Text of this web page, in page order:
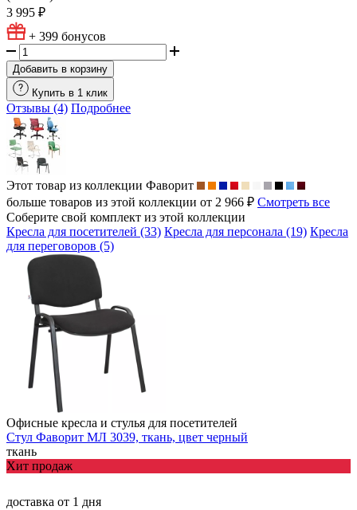
3 995 ₽
+ 399 бонусов
Добавить в корзину
Купить в 1 клик
Отзывы (4) Подробнее
Этот товар из коллекции Фаворит
больше товаров из этой коллекции от 2 966 ₽ Смотреть все
Соберите свой комплект из этой коллекции
Кресла для посетителей (33) Кресла для персонала (19) Кресла
для переговоров (5)
Офисные кресла и стулья для посетителей
Стул Фаворит МЛ 3039, ткань, цвет черный
ткань
Хит продаж
доставка от 1 дня